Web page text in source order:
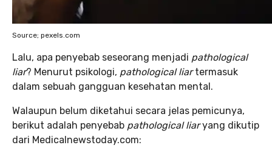
Source; pexels.com
Lalu, apa penyebab seseorang menjadi pathological
liar? Menurut psikologi, pathological liartermasuk
dalam sebuah gangguan kesehatan mental.
Walaupun belum diketahui secara jelas pemicunya,
berikut adalah penyebab pathological liaryang dikutip
dari Medicalnewstoday.com: